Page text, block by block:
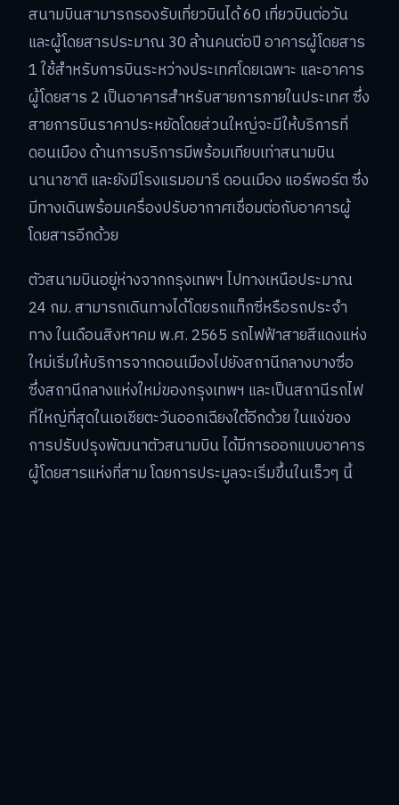
สนามบินสามารถรองรับเที่ยวบินได้ 60 เที่ยวบินต่อวัน
และผู้โดยสารประมาณ 30 ล้านคนต่อปี อาคารผู้โดยสาร
1 ใช้สำหรับการบินระหว่างประเทศโดยเฉพาะ และอาคาร
ผู้โดยสาร 2 เป็นอาคารสำหรับสายการภายในประเทศ ซึ่ง
สายการบินราคาประหยัดโดยส่วนใหญ่จะมีให้บริการที่
ดอนเมือง ด้านการบริการมีพร้อมเทียบเท่าสนามบิน
นานาชาติ และยังมีโรงแรมอมารี ดอนเมือง แอร์พอร์ต ซึ่ง
มีทางเดินพร้อมเครื่องปรับอากาศเชื่อมต่อกับอาคารผู้
โดยสารอีกด้วย
ตัวสนามบินอยู่ห่างจากกรุงเทพฯ ไปทางเหนือประมาณ
24 กม. สามารถเดินทางได้โดยรถแท็กซี่หรือรถประจำ
ทาง ในเดือนสิงหาคม พ.ศ. 2565 รถไฟฟ้าสายสีแดงแห่ง
ใหม่เริ่มให้บริการจากดอนเมืองไปยังสถานีกลางบางซื่อ
ซึ่งสถานีกลางแห่งใหม่ของกรุงเทพฯ และเป็นสถานีรถไฟ
ที่ใหญ่ที่สุดในเอเชียตะวันออกเฉียงใต้อีกด้วย ในแง่ของ
การปรับปรุงพัฒนาตัวสนามบิน ได้มีการออกแบบอาคาร
ผู้โดยสารแห่งที่สาม โดยการประมูลจะเริ่มขึ้นในเร็วๆ นี้